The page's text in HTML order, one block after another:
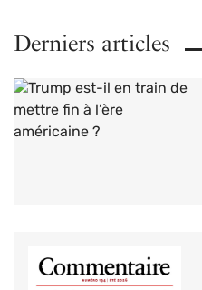
Derniers articles